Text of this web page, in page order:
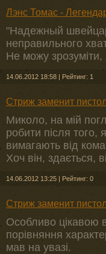
Лэнс Томас -
"Надежный
неправильного
Не можу зрозуміти,
14.06.2012 18:58 | Рейтинг: 1
Стриж заменит
Миколо, на мій
робити після того,
вимагають від
Хоч він,
14.06.2012 13:25 | Рейтинг: 0
Стриж заменит
Особливо цікавою
порівняння
мав на увазі.